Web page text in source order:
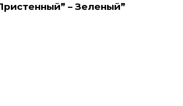
– Зеленый”